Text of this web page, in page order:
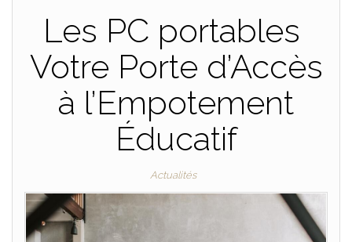
Les PC portables
Votre Porte d’Accès
à l’Empotement
Éducatif
Actualités